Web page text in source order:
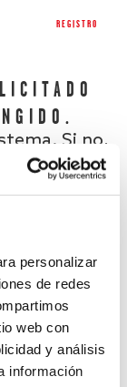
personalizar
de redes
web con
y análisis
información
REGISTRO
Si no,